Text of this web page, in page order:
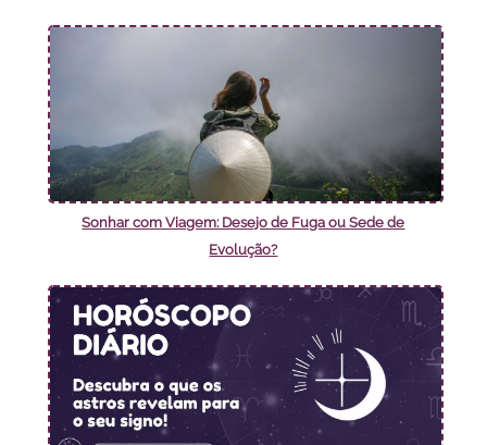
Sonhar com Viagem: Desejo de Fuga ou Sede de
Evolução?